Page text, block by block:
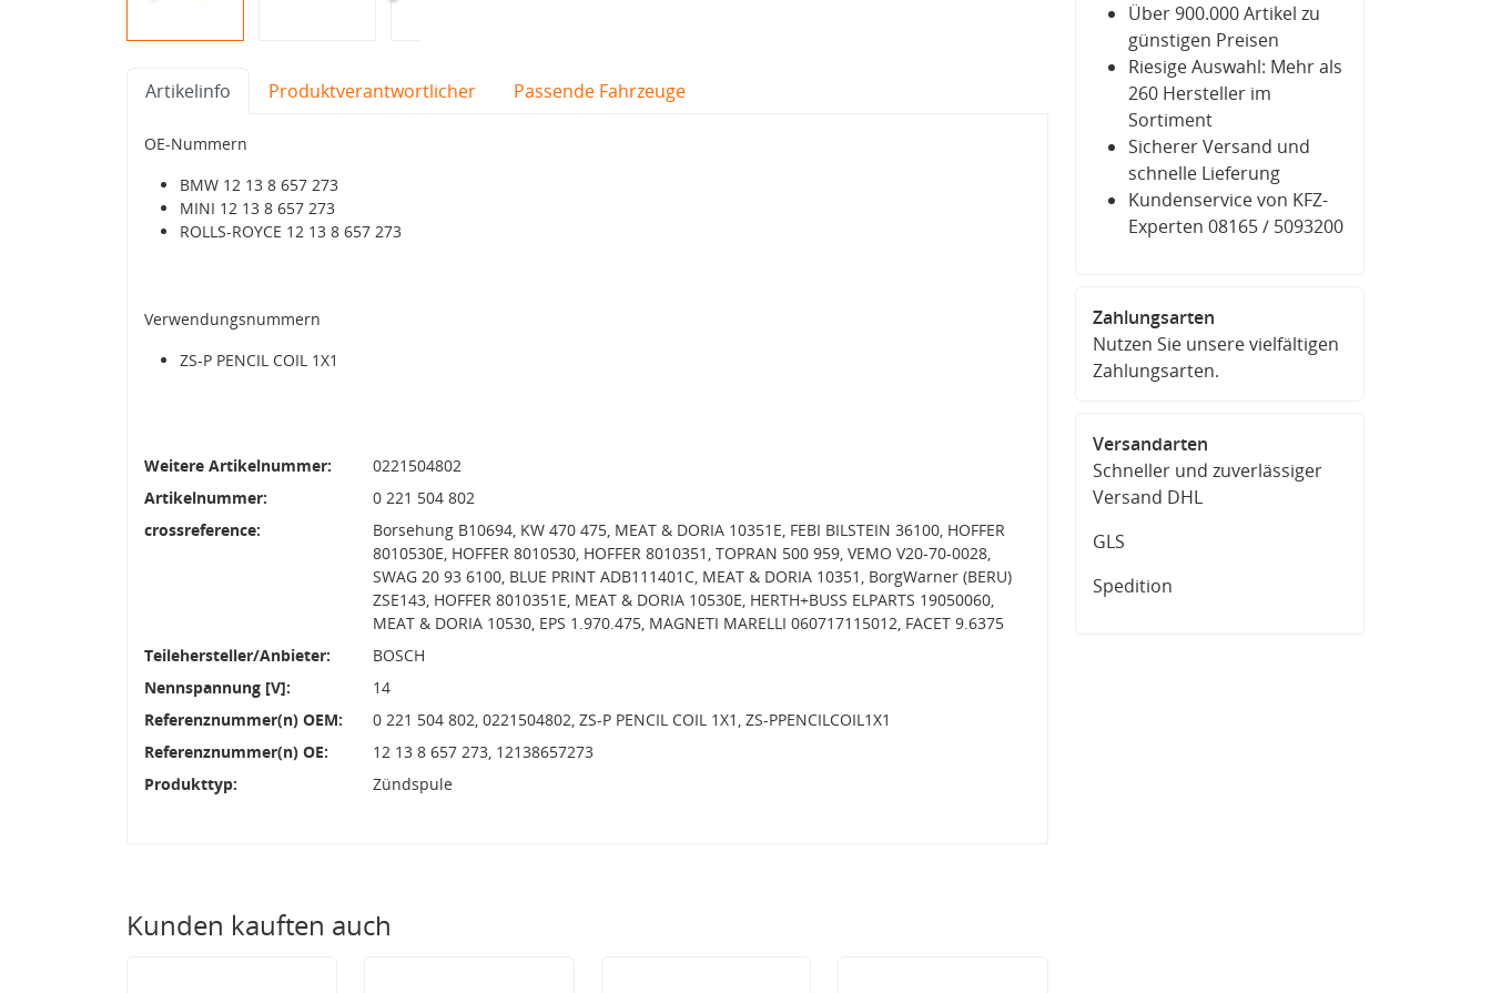
Artikelinfo Produktverantwortlicher Passende Fahrzeuge
OE-Nummern
BMW 12 13 8 657 273
MINI 12 13 8 657 273
ROLLS-ROYCE 12 13 8 657 273
Verwendungsnummern
ZS-P PENCIL COIL 1X1
Weitere Artikelnummer:
0221504802
Artikelnummer:
0 221 504 802
crossreference:
Borsehung B10694, KW 470 475, MEAT & DORIA 10351E, FEBI BILSTEIN 36100, HOFFER
8010530E, HOFFER 8010530, HOFFER 8010351, TOPRAN 500 959, VEMO V20-70-0028,
SWAG 20 93 6100, BLUE PRINT ADB111401C, MEAT & DORIA 10351, BorgWarner (BERU)
ZSE143, HOFFER 8010351E, MEAT & DORIA 10530E, HERTH+BUSS ELPARTS 19050060,
MEAT & DORIA 10530, EPS 1.970.475, MAGNETI MARELLI 060717115012, FACET 9.6375
Teilehersteller/Anbieter:
BOSCH
Nennspannung [V]:
14
Referenznummer(n) OEM:
0 221 504 802, 0221504802, ZS-P PENCIL COIL 1X1, ZS-PPENCILCOIL1X1
Referenznummer(n) OE:
12 13 8 657 273, 12138657273
Produkttyp:
Zündspule
Kunden kauften auch
Über 900.000 Artikel zu
günstigen Preisen
Riesige Auswahl: Mehr als
260 Hersteller im
Sortiment
Sicherer Versand und
schnelle Lieferung
Kundenservice von KFZ-
Experten 08165 / 5093200
Zahlungsarten
Nutzen Sie unsere vielfältigen
Zahlungsarten.
Versandarten
Schneller und zuverlässiger
Versand DHL
GLS
Spedition